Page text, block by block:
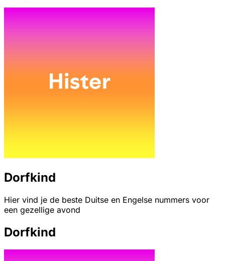
Dorfkind
Hier vind je de beste Duitse en Engelse nummers voor
een gezellige avond
Dorfkind